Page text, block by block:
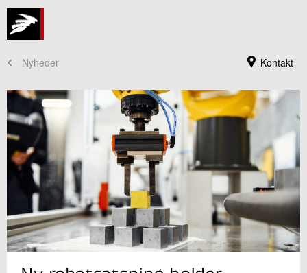
Kontakt
Nyheder
Jeg er din kontaktperson